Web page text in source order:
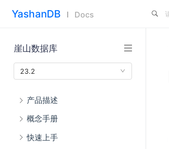
YashanDB Docs
崖山数据库
23.2
产品描述
概念手册
快速上手